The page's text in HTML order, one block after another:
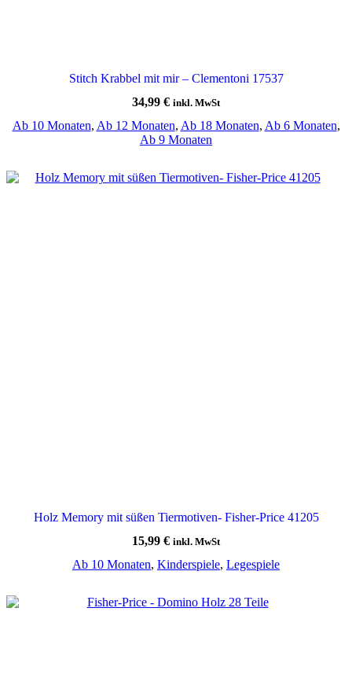
Stitch Krabbel mit mir – Clementoni 17537
34,99 € inkl. MwSt
Ab 10 Monaten, Ab 12 Monaten, Ab 18 Monaten, Ab 6 Monaten,
Ab 9 Monaten
Holz Memory mit süßen Tiermotiven- Fisher-Price 41205
15,99 € inkl. MwSt
Ab 10 Monaten, Kinderspiele, Legespiele